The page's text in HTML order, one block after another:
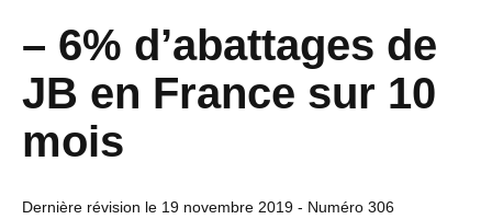
– 6% d’abattages de
JB en France sur 10
mois
Dernière révision le 19 novembre 2019 - Numéro 306